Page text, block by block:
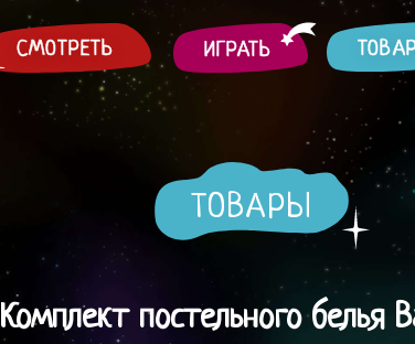
СМОТРЕТЬ ИГРАТЬ
ТОВАРЫ
Комплект постельного белья